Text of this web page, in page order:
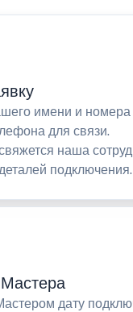
имени и номера
для связи.
наша
подключения.
дату